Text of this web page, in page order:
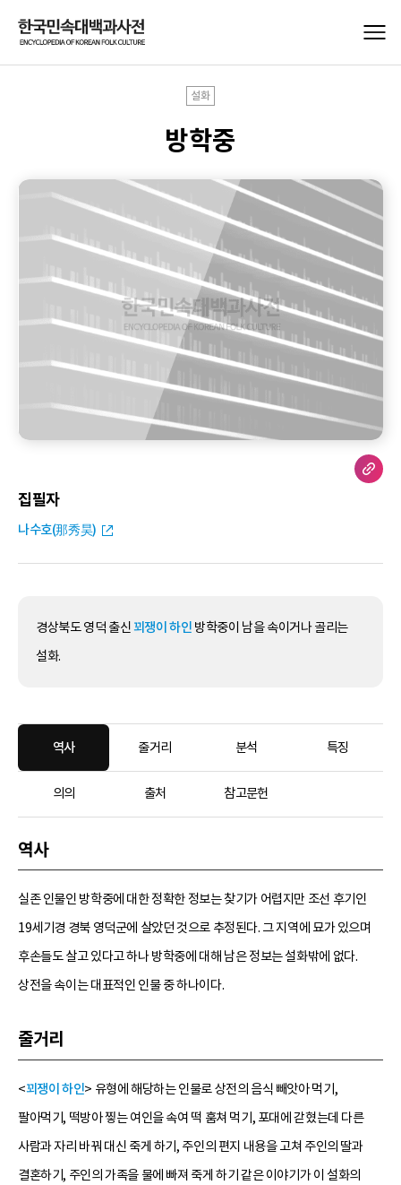
설화
방학중
집필자
나수호(那秀昊)
경상북도 영덕 출신꾀쟁이 하인 방학중이 남을 속이거나 골리는
설화.
역사 줄거리 분석 특징
의의 출처 참고문헌
역사
실존 인물인 방학중에 대한 정확한 정보는 찾기가 어렵지만 조선 후기인
19세기경 경북 영덕군에 살았던 것으로 추정된다. 그 지역에 묘가 있으며
후손들도 살고 있다고 하나 방학중에 대해 남은 정보는 설화밖에 없다.
상전을 속이는 대표적인 인물 중 하나이다.
줄거리
<꾀쟁이 하인> 유형에 해당하는 인물로 상전의 음식 빼앗아 먹기,
팔아먹기, 떡방아 찧는 여인을 속여 떡 훔쳐 먹기, 포대에 갇혔는데 다른
사람과 자리 바꿔 대신 죽게 하기, 주인의 편지 내용을 고쳐 주인의 딸과
결혼하기, 주인의 가족을 물에 빠져 죽게 하기 같은 이야기가 이 설화의